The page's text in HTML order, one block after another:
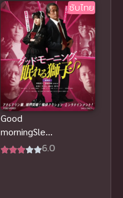
ซับไทย
Good
morningSleep
ing Lion สิงห์
6.0